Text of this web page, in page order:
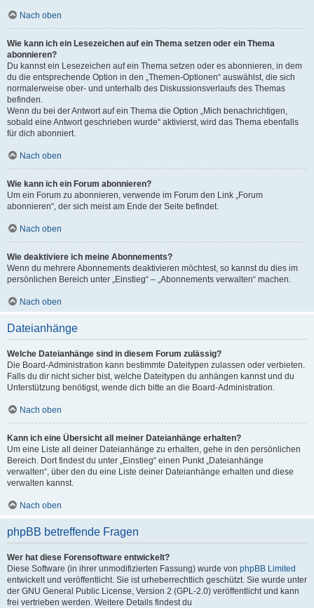
Nach oben
Wie kann ich ein Lesezeichen auf ein Thema setzen oder ein Thema
abonnieren?
Du kannst ein Lesezeichen auf ein Thema setzen oder es abonnieren, in dem
du die entsprechende Option in den „Themen-Optionen“ auswählst, die sich
normalerweise ober- und unterhalb des Diskussionsverlaufs des Themas
befinden.
Wenn du bei der Antwort auf ein Thema die Option „Mich benachrichtigen,
sobald eine Antwort geschrieben wurde“ aktivierst, wird das Thema ebenfalls
für dich abonniert.
Nach oben
Wie kann ich ein Forum abonnieren?
Um ein Forum zu abonnieren, verwende im Forum den Link „Forum
abonnieren“, der sich meist am Ende der Seite befindet.
Nach oben
Wie deaktiviere ich meine Abonnements?
Wenn du mehrere Abonnements deaktivieren möchtest, so kannst du dies im
persönlichen Bereich unter „Einstieg“ – „Abonnements verwalten“ machen.
Nach oben
Dateianhänge
Welche Dateianhänge sind in diesem Forum zulässig?
Die Board-Administration kann bestimmte Dateitypen zulassen oder verbieten.
Falls du dir nicht sicher bist, welche Dateitypen du anhängen kannst und du
Unterstützung benötigst, wende dich bitte an die Board-Administration.
Nach oben
Kann ich eine Übersicht all meiner Dateianhänge erhalten?
Um eine Liste all deiner Dateianhänge zu erhalten, gehe in den persönlichen
Bereich. Dort findest du unter „Einstieg“ einen Punkt „Dateianhänge
verwalten“, über den du eine Liste deiner Dateianhänge erhalten und diese
verwalten kannst.
Nach oben
phpBB betreffende Fragen
Wer hat diese Forensoftware entwickelt?
Diese Software (in ihrer unmodifizierten Fassung) wurde von phpBB Limited
entwickelt und veröffentlicht. Sie ist urheberrechtlich geschützt. Sie wurde unter
der GNU General Public License, Version 2 (GPL-2.0) veröffentlicht und kann
frei vertrieben werden. Weitere Details findest du